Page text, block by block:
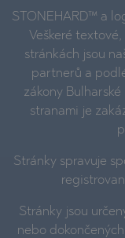
STONEHARD™ a
Veškeré
stránkách jsou
partnerů a
zákony
stranami je
Stránky spravuje
Stránky jsou
nebo